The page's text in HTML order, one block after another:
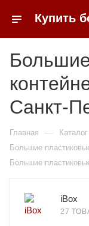
Санкт-
Главная — Каталог
Большие
Большие
iBox
27